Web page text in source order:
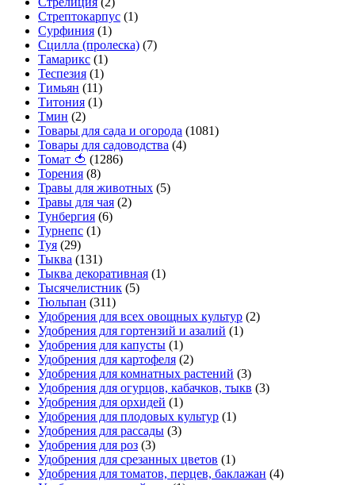
Стрептокарпус (1)
Сурфиния (1)
Сцилла (пролеска) (7)
Тамарикс (1)
Теспезия (1)
Тимьян (11)
Титония (1)
Тмин (2)
Товары для сада и огорода (1081)
Товары для садоводства (4)
Томат 🍅 (1286)
Торения (8)
Травы для животных (5)
Травы для чая (2)
Тунбергия (6)
Турнепс (1)
Туя (29)
Тыква (131)
Тыква декоративная (1)
Тысячелистник (5)
Тюльпан (311)
Удобрения для всех овощных культур (2)
Удобрения для гортензий и азалий (1)
Удобрения для капусты (1)
Удобрения для картофеля (2)
Удобрения для комнатных растений (3)
Удобрения для огурцов, кабачков, тыкв (3)
Удобрения для орхидей (1)
Удобрения для плодовых культур (1)
Удобрения для рассады (3)
Удобрения для роз (3)
Удобрения для срезанных цветов (1)
Удобрения для томатов, перцев, баклажан (4)